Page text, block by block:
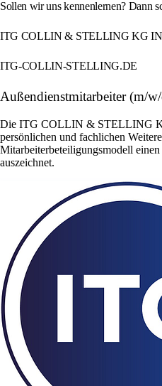
Sollen wir uns kennenlernen? Dann
ITG COLLIN & STELLING KG
ITG-COLLIN-STELLING.DE
Außendienstmitarbeiter (m/
Die ITG COLLIN & STELLING
persönlichen und fachlichen
Mitarbeiterbeteiligungsmodell
auszeichnet.